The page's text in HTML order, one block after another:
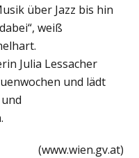
über Jazz bis hin
weiß
Julia Lessacher
und lädt
(www.wien.gv.at)